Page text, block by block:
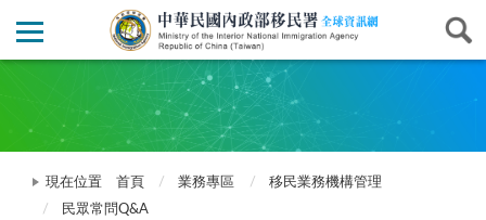
現在位置 首頁 業務專區
移民業務機構管理
民眾常問Q&A